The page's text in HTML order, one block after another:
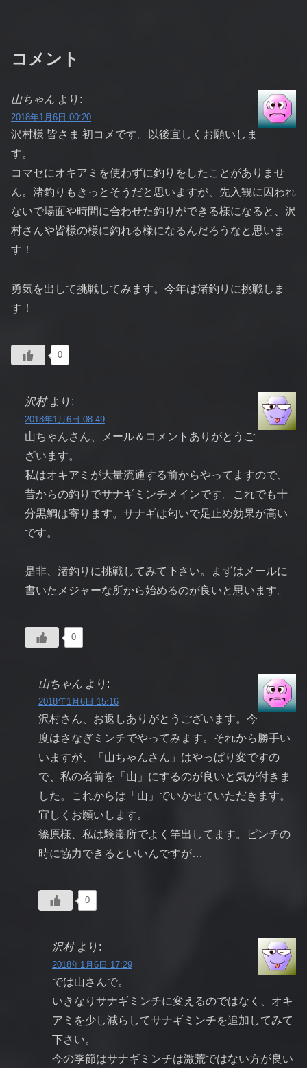
コメント
山ちゃん より:
2018年1月6日 00:20
沢村様 皆さま 初コメです。以後宜しくお願いしま
す。
コマセにオキアミを使わずに釣りをしたことがありませ
ん。渚釣りもきっとそうだと思いますが、先入観に囚われ
ないで場面や時間に合わせた釣りができる様になると、沢
村さんや皆様の様に釣れる様になるんだろうなと思いま
す！
勇気を出して挑戦してみます。今年は渚釣りに挑戦しま
す！
0
沢村 より:
2018年1月6日 08:49
山ちゃんさん、メール＆コメントありがとうご
ざいます。
私はオキアミが大量流通する前からやってますので、
昔からの釣りでサナギミンチメインです。これでも十
分黒鯛は寄ります。サナギは匂いで足止め効果が高い
です。
是非、渚釣りに挑戦してみて下さい。まずはメールに
書いたメジャーな所から始めるのが良いと思います。
0
山ちゃん より:
2018年1月6日 15:16
沢村さん、お返しありがとうございます。今
度はさなぎミンチでやってみます。それから勝手い
いますが、「山ちゃんさん」はやっぱり変ですの
で、私の名前を「山」にするのが良いと気が付きま
した。これからは「山」でいかせていただきます。
宜しくお願いします。
篠原様、私は験潮所でよく竿出してます。ピンチの
時に協力できるといいんですが…
0
沢村 より:
2018年1月6日 17:29
では山さんで。
いきなりサナギミンチに変えるのではなく、オキ
アミを少し減らしてサナギミンチを追加してみて
下さい。
今の季節はサナギミンチは激荒ではない方が良い